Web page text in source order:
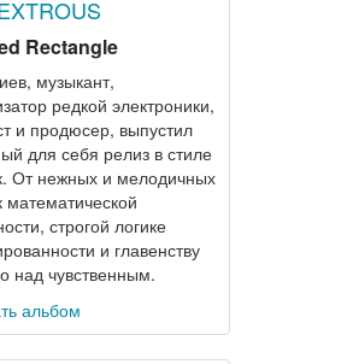
Rectangle
музыкант,
редкой электроники,
и продюсер, выпустил
для себя релиз в стиле
От нежных и мелодичных
математической
строгой логике
и главенству
над чувственным.
альбом